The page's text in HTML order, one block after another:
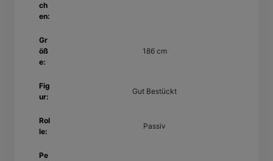
ch
en:
Gr
öß
e:
186 cm
Fig
ur:
Gut Bestückt
Rol
le:
Passiv
Pe